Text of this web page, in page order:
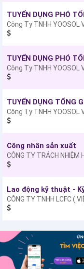
TUYỂN DỤNG PHÓ
Công Ty TNHH YOOSOL
TUYỂN DỤNG PHÓ
Công Ty TNHH YOOSOL
TUYỂN DỤNG TỔNG
Công Ty TNHH YOOSOL
Công nhân sản xuất
CÔNG TY TRÁCH NHIỆM
Lao động kỹ thuật -
CÔNG TY TNHH LCFC (